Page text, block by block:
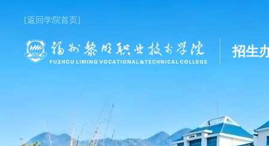
[返回学院首页]
招生